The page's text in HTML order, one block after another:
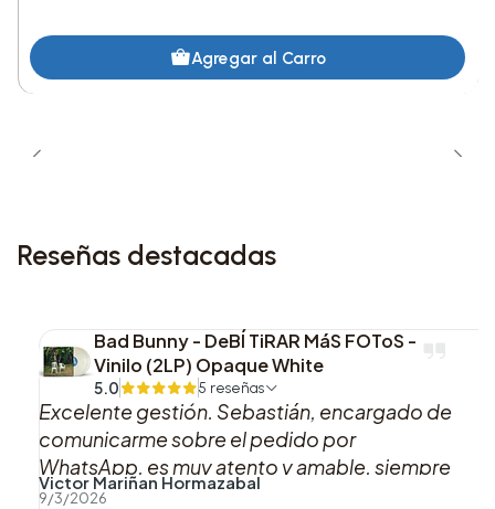
Agregar al Carro
Reseñas destacadas
Bad Bunny - DeBÍ TiRAR MáS FOToS -
Vinilo (2LP) Opaque White
5.0 5 reseñas
Excelente gestión. Sebastián, encargado de
comunicarme sobre el pedido por
WhatsApp, es muy atento y amable, siempre
se mantuvo pendiente acerca del estado de
Victor Mariñan Hormazabal
9/3/2026